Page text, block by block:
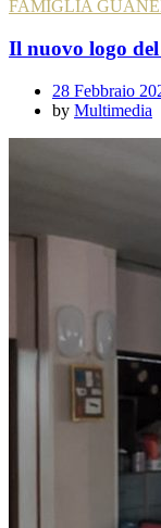
FAMIGLIA
Il nuovo logo
28 Febbraio
by Multimedia